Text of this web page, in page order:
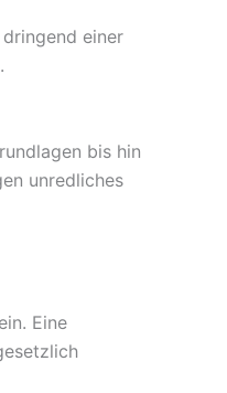
einer
bis hin
unredliches
Eine